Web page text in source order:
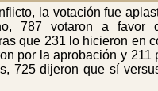
la votación fue
787 votaron a favor
que 231 lo hicieron en
por la aprobación y 211
725 dijeron que sí